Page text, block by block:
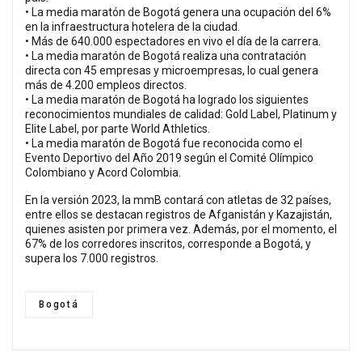
• La media maratón de Bogotá genera una ocupación del 6%
en la infraestructura hotelera de la ciudad.
• Más de 640.000 espectadores en vivo el día de la carrera.
• La media maratón de Bogotá realiza una contratación
directa con 45 empresas y microempresas, lo cual genera
más de 4.200 empleos directos.
• La media maratón de Bogotá ha logrado los siguientes
reconocimientos mundiales de calidad: Gold Label, Platinum y
Elite Label, por parte World Athletics.
• La media maratón de Bogotá fue reconocida como el
Evento Deportivo del Año 2019 según el Comité Olímpico
Colombiano y Acord Colombia.
En la versión 2023, la mmB contará con atletas de 32 países,
entre ellos se destacan registros de Afganistán y Kazajistán,
quienes asisten por primera vez. Además, por el momento, el
67% de los corredores inscritos, corresponde a Bogotá, y
supera los 7.000 registros.
Bogotá